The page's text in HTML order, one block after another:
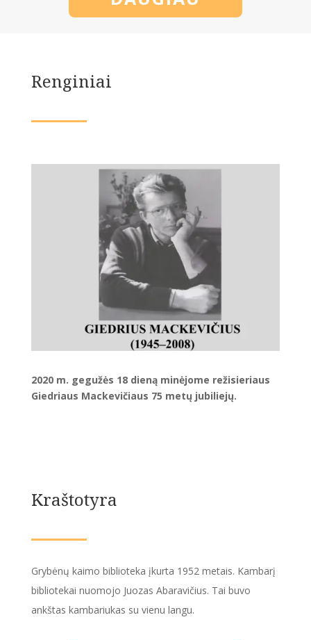
Renginiai
2020 m. gegužės 18 dieną minėjome režisieriaus
Giedriaus Mackevičiaus 75 metų jubiliejų.
Kraštotyra
Grybėnų kaimo biblioteka įkurta 1952 metais. Kambarį
bibliotekai nuomojo Juozas Abaravičius. Tai buvo
ankštas kambariukas su vienu langu.